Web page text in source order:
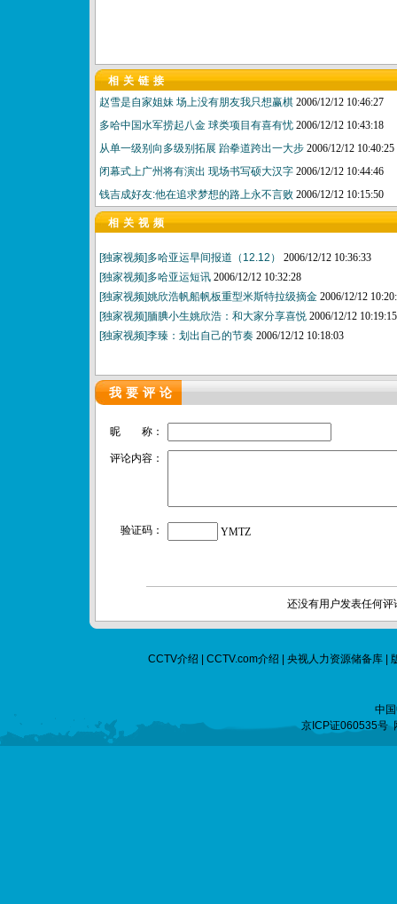
相关链接
赵雪是自家姐妹 场上没有朋友我只想赢棋 2006/12/12 10:46:27
多哈中国水军捞起八金 球类项目有喜有忧 2006/12/12 10:43:18
从单一级别向多级别拓展 跆拳道跨出一大步 2006/12/12 10:40:25
闭幕式上广州将有演出 现场书写硕大汉字 2006/12/12 10:44:46
钱吉成好友:他在追求梦想的路上永不言败 2006/12/12 10:15:50
相关视频
[独家视频]多哈亚运早间报道（12.12） 2006/12/12 10:36:33
[独家视频]多哈亚运短讯 2006/12/12 10:32:28
[独家视频]姚欣浩帆船帆板重型米斯特拉级摘金 2006/12/12
[独家视频]腼腆小生姚欣浩：和大家分享喜悦 2006/12/12 10:19:15
[独家视频]李臻：划出自己的节奏 2006/12/12 10:18:03
我要评论
昵 称：
评论内容：
验证码： YMTZ
还没有用户发表任何评
CCTV介绍 CCTV.com介绍 央视人力资源储备库
中
京ICP证060535号